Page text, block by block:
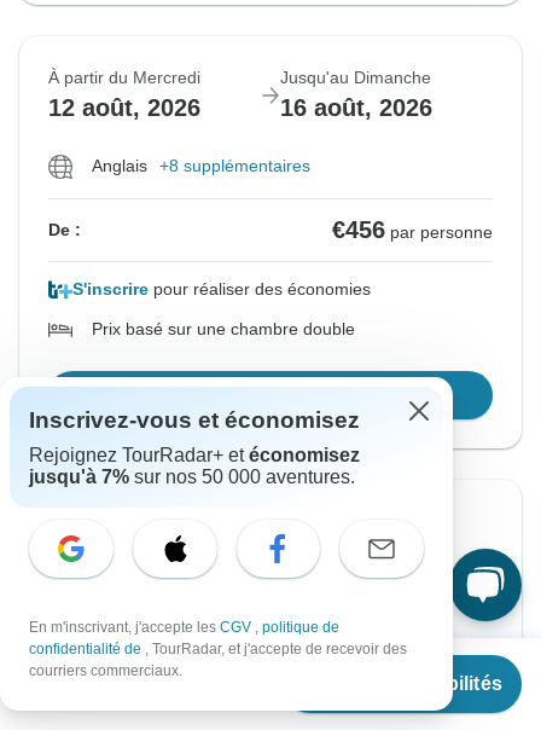
À partir de
Voir les disponibilités
À partir du Mercredi
12 août, 2026
Jusqu'au Dimanche
16 août, 2026
Anglais +8 supplémentaires
De : €456 par personne
S'inscrire pour réaliser des économies
Prix basé sur une chambre double
13 août, 2026 17 août, 2026
De : par personne
Inscrivez-vous et économisez
Rejoignez TourRadar+ etéconomisez
jusqu'à 7% sur nos 50 000 aventures.
En m'inscrivant, j'accepte les CGV , politique de
confidentialité de , TourRadar, et j'accepte de recevoir des
courriers commerciaux.